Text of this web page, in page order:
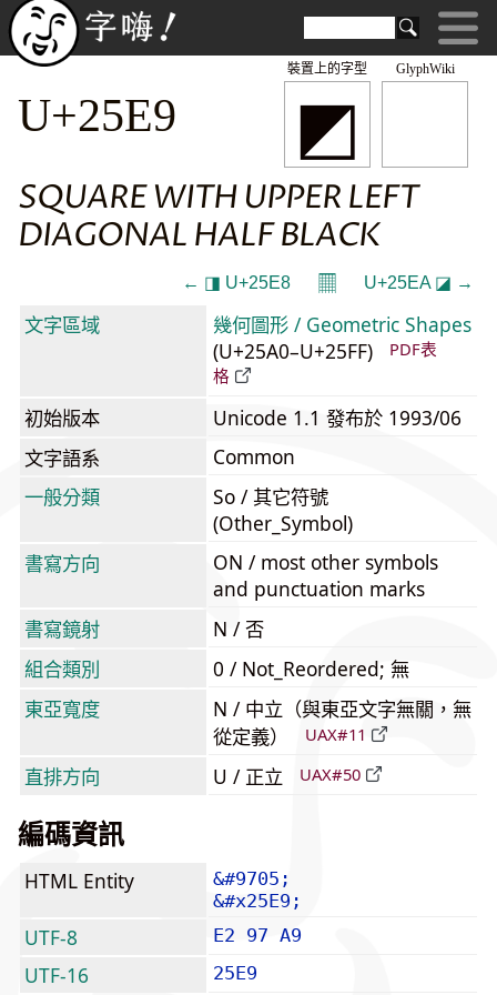
GlyphWiki
◩
裝置上的字型
U+25E9
SQUARE WITH UPPER LEFT
DIAGONAL HALF BLACK
← ◨ U+25E8 𝄜 U+25EA ◪ →
文字區域
幾何圖形 / Geometric Shapes
(U+25A0–U+25FF)
PDF表
格
初始版本
Unicode 1.1 發布於 1993/06
文字語系
Common
一般分類
So / 其它符號
(Other_Symbol)
書寫方向
ON / most other symbols
and punctuation marks
書寫鏡射
N / 否
組合類別
0 / Not_Reordered; 無
東亞寬度
N / 中立（與東亞文字無關，無
從定義）
UAX#11
直排方向 U / 正立 UAX#50
編碼資訊
HTML Entity
&#9705;
&#x25E9;
UTF-8 E2 97 A9
UTF-16 25E9